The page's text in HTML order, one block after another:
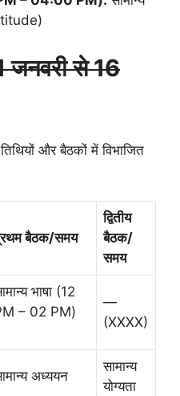
जनवरी से 16
और बैठकों में विभाजित
बैठक/समय
द्वितीय
बैठक/
समय
भाषा (12
– 02 PM)
—
(XXXX)
अध्ययन
सामान्य
योग्यता